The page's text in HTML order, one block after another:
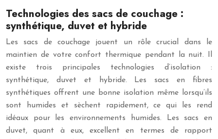
Technologies des sacs de couchage :
synthétique, duvet et hybride
Les sacs de couchage jouent un rôle crucial dans le
maintien de votre confort thermique pendant la nuit. Il
existe trois principales technologies d’isolation :
synthétique, duvet et hybride. Les sacs en fibres
synthétiques offrent une bonne isolation même lorsqu’ils
sont humides et sèchent rapidement, ce qui les rend
idéaux pour les environnements humides. Les sacs en
duvet, quant à eux, excellent en termes de rapport